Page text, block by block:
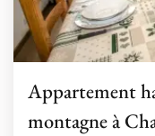
Appartement
montagne à